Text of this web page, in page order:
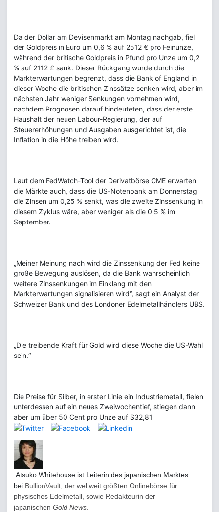
Da der Dollar am Devisenmarkt am Montag nachgab, fiel
der Goldpreis in Euro um 0,6 % auf 2512 € pro Feinunze,
während der britische Goldpreis in Pfund pro Unze um 0,2
% auf 2112 £ sank. Dieser Rückgang wurde durch die
Markterwartungen begrenzt, dass die Bank of England in
dieser Woche die britischen Zinssätze senken wird, aber im
nächsten Jahr weniger Senkungen vornehmen wird,
nachdem Prognosen darauf hindeuteten, dass der erste
Haushalt der neuen Labour-Regierung, der auf
Steuererhöhungen und Ausgaben ausgerichtet ist, die
Inflation in die Höhe treiben wird.
Laut dem FedWatch-Tool der Derivatbörse CME erwarten
die Märkte auch, dass die US-Notenbank am Donnerstag
die Zinsen um 0,25 % senkt, was die zweite Zinssenkung in
diesem Zyklus wäre, aber weniger als die 0,5 % im
September.
„Meiner Meinung nach wird die Zinssenkung der Fed keine
große Bewegung auslösen, da die Bank wahrscheinlich
weitere Zinssenkungen im Einklang mit den
Markterwartungen signalisieren wird“, sagt ein Analyst der
Schweizer Bank und des Londoner Edelmetallhändlers UBS.
„Die treibende Kraft für Gold wird diese Woche die US-Wahl
sein.“
Die Preise für Silber, in erster Linie ein Industriemetall, fielen
unterdessen auf ein neues Zweiwochentief, stiegen dann
aber um über 50 Cent pro Unze auf $32,81.
Atsuko Whitehouse ist Leiterin des japanischen Marktes
bei BullionVault , der weltweit größten Onlinebörse für
physisches Edelmetall, sowie Redakteurin der
japanischen Gold News